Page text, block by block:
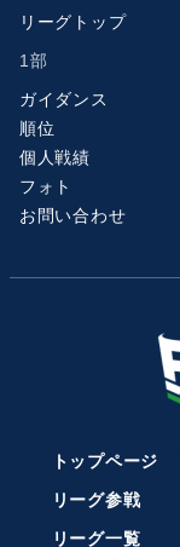
リーグトップ
1部
ガイダンス
順位
個人戦績
フォト
お問い合わせ
トップページ
リーグ参戦
リーグ一覧